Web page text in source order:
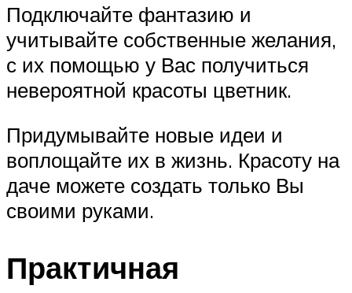
Подключайте фантазию и
учитывайте собственные желания,
с их помощью у Вас получиться
невероятной красоты цветник.
Придумывайте новые идеи и
воплощайте их в жизнь. Красоту на
даче можете создать только Вы
своими руками.
Практичная